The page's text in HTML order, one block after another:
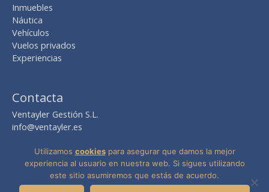
Inmuebles
Náutica
Vehículos
Vuelos privados
Experiencias
Contacta
Ventayler Gestión S.L.
info@ventayler.es
Edif. Boulevard Zaudín
41940 Tomares -Sevilla-
Utilizamos cookiespara asegurar que damos la mejor
experiencia al usuario en nuestra web. Si sigues utilizando
este sitio asumiremos que estás de acuerdo.